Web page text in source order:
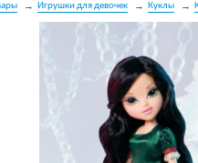
Игрушки для девочек Куклы